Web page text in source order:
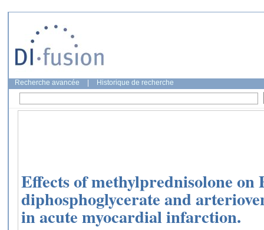
Recherche avancée Historique de recherche
Effects of methylprednisolone on
diphosphoglycerate and
in acute myocardial infarction.